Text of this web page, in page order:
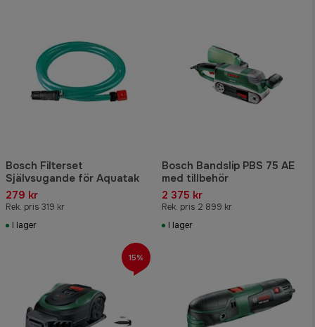
Bosch Filterset
Självsugande för Aquatak
279 kr
Rek. pris 319 kr
I lager
Bosch Bandslip PBS 75 AE
med tillbehör
2 375 kr
Rek. pris 2 899 kr
I lager
15%